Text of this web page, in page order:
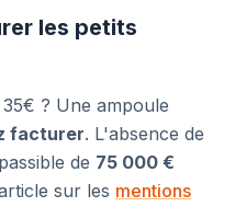
les petits
? Une ampoule
facturer. L'absence de
de 75 000 €
sur les mentions